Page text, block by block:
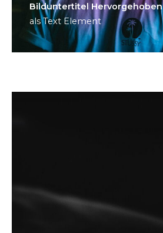
Bild­unter­titel Hervorgehoben
als Text Element